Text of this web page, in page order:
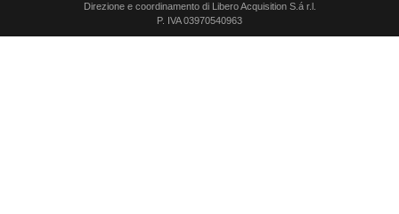
Direzione e coordinamento di Libero Acquisition S.á r.l.
P. IVA 03970540963